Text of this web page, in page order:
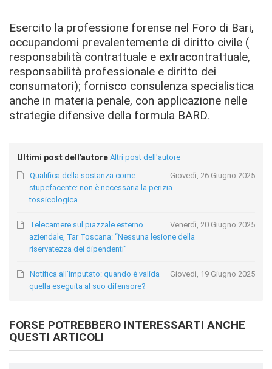
Esercito la professione forense nel Foro di Bari,
occupandomi prevalentemente di diritto civile (
responsabilità contrattuale e extracontrattuale,
responsabilità professionale e diritto dei
consumatori); fornisco consulenza specialistica
anche in materia penale, con applicazione nelle
strategie difensive della formula BARD.
Ultimi post dell'autore Altri post dell'autore
Giovedì, 26 Giugno 2025
Qualifica della sostanza come
stupefacente: non è necessaria la perizia
tossicologica
Venerdì, 20 Giugno 2025
Telecamere sul piazzale esterno
aziendale, Tar Toscana: “Nessuna lesione della
riservatezza dei dipendenti”
Giovedì, 19 Giugno 2025
Notifica all’imputato: quando è valida
quella eseguita al suo difensore?
FORSE POTREBBERO INTERESSARTI ANCHE
QUESTI ARTICOLI